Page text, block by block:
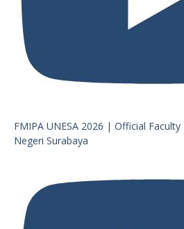
FMIPA UNESA 2026 | Official
Negeri Surabaya